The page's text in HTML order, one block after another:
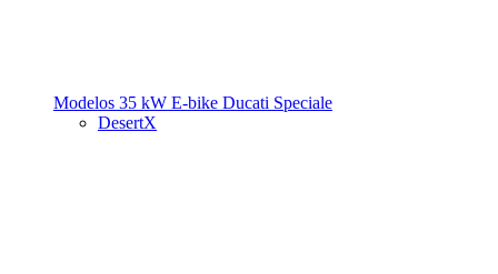
Modelos 35 kW E-bike Ducati Speciale
DesertX